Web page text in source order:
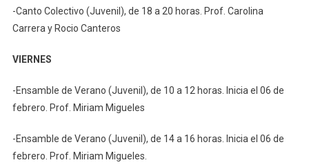
-Canto Colectivo (Juvenil), de 18 a 20 horas. Prof. Carolina
Carrera y Rocio Canteros
VIERNES
-Ensamble de Verano (Juvenil), de 10 a 12 horas. Inicia el 06 de
febrero. Prof. Miriam Migueles
-Ensamble de Verano (Juvenil), de 14 a 16 horas. Inicia el 06 de
febrero. Prof. Miriam Migueles.